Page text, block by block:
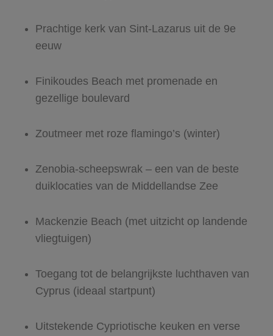
Prachtige kerk van Sint-Lazarus uit de 9e
eeuw
Finikoudes Beach met promenade en
gezellige boulevard
Zoutmeer met roze flamingo’s (winter)
Zenobia-scheepswrak – een van de beste
duiklocaties van de Middellandse Zee
Mackenzie Beach (met uitzicht op landende
vliegtuigen)
Toegang tot de belangrijkste luchthaven van
Cyprus (ideaal startpunt)
Uitstekende Cypriotische keuken en verse